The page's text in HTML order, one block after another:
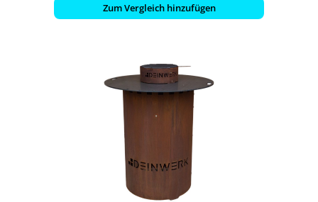
Zum Vergleich hinzufügen